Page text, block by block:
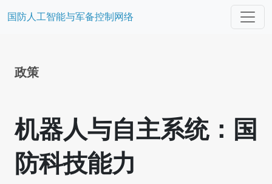
国防人工智能与军备控制网络
政策
机器人与自主系统：国
防科技能力